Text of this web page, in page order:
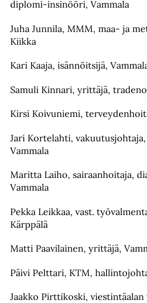
diplomi-insinööri, Vammala
Juha Junnila, MMM, maa- ja
Kiikka
Kari Kaaja, isännöitsijä,
Samuli Kinnari, yrittäjä,
Kirsi Koivuniemi,
Jari Kortelahti,
Vammala
Maritta Laiho, sairaanhoitaja,
Vammala
Pekka Leikkaa, vast.
Kärppälä
Matti Paavilainen, yrittäjä,
Päivi Pelttari, KTM,
Jaakko Pirttikoski,